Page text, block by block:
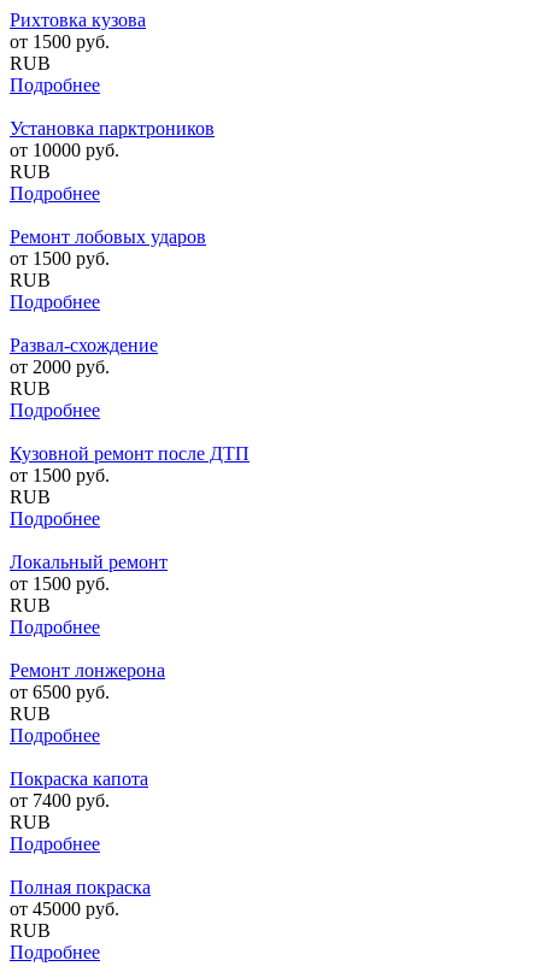
Рихтовка кузова
от 1500 руб.
RUB
Подробнее
Установка парктроников
от 10000 руб.
RUB
Подробнее
Ремонт лобовых ударов
от 1500 руб.
RUB
Подробнее
Развал-схождение
от 2000 руб.
RUB
Подробнее
Кузовной ремонт после ДТП
от 1500 руб.
RUB
Подробнее
Локальный ремонт
от 1500 руб.
RUB
Подробнее
Ремонт лонжерона
от 6500 руб.
RUB
Подробнее
Покраска капота
от 7400 руб.
RUB
Подробнее
Полная покраска
от 45000 руб.
RUB
Подробнее